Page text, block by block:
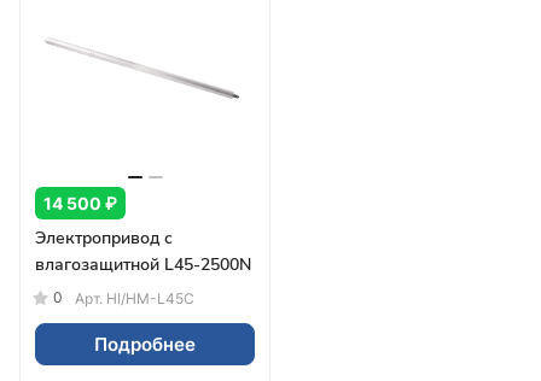
14 500 ₽
Электропривод с
влагозащитной L45-2500N
0 Арт. HI/HM-L45C
Подробнее